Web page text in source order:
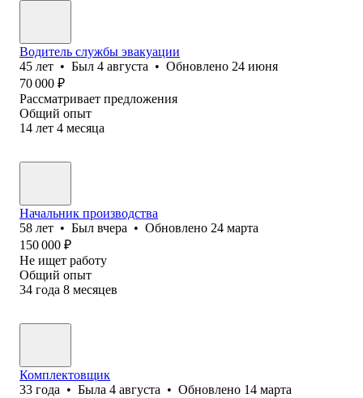
Водитель службы эвакуации
45 лет • Был 4 августа • Обновлено 24 июня
70 000 ₽
Рассматривает предложения
Общий опыт
14 лет 4 месяца
Начальник производства
58 лет • Был вчера • Обновлено 24 марта
150 000 ₽
Не ищет работу
Общий опыт
34 года 8 месяцев
Комплектовщик
33 года • Была 4 августа • Обновлено 14 марта